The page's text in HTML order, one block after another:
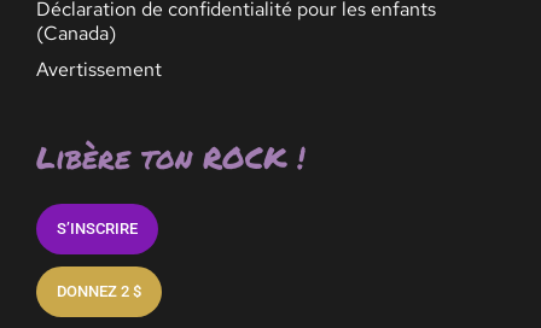
Déclaration de confidentialité pour les enfants
(Canada)
Avertissement
Libère ton ROCK !
S’INSCRIRE
DONNEZ 2 $